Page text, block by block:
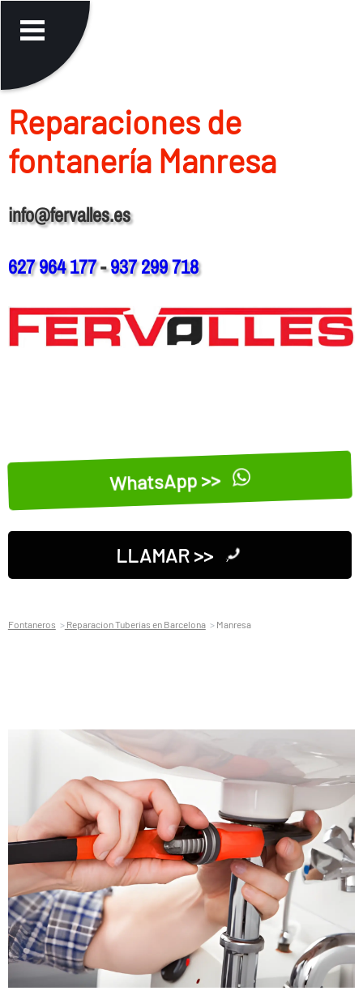
Reparaciones de
fontanerí­a Manresa
info@fervalles.es
627 964 177-937 299 718
WhatsApp >>
LLAMAR >>
Fontaneros Reparacion Tuberias en Barcelona Manresa